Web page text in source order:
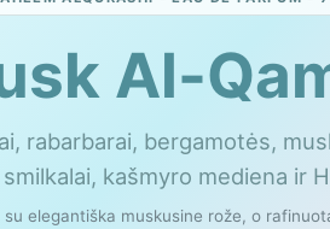
Al-
rabarbarai, bergamotės,
kašmyro mediena ir
elegantiška muskusine rože, o